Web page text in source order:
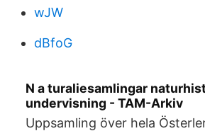
wJW
dBfoG
N a turaliesamlingar
undervisning - TAM-Arkiv
Uppsamling över hela